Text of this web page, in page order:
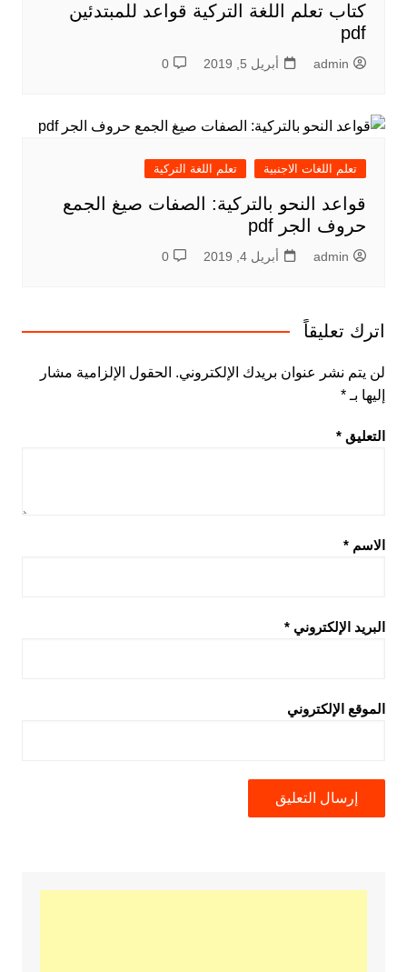
كتاب تعلم اللغة التركية قواعد للمبتدئين
pdf
admin أبريل 5, 2019 0
تعلم اللغات الاجنبية تعلم اللغة التركية
قواعد النحو بالتركية: الصفات صيغ الجمع
حروف الجر pdf
admin أبريل 4, 2019 0
اترك تعليقاً
لن يتم نشر عنوان بريدك الإلكتروني. الحقول الإلزامية مشار
إليها بـ *
التعليق *
الاسم *
البريد الإلكتروني *
الموقع الإلكتروني